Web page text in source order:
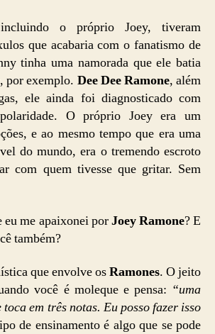
o próprio Joey, tiveram
que acabaria com o fanatismo de
tinha uma namorada que ele batia
por exemplo. Dee Dee Ramone, além
ele ainda foi diagnosticado com
O próprio Joey era um
e ao mesmo tempo que era uma
do mundo, era o tremendo escroto
com quem tivesse que gritar. Sem
eu me apaixonei porJoey Ramone? E
também?
que envolve osRamones. O jeito
você é moleque e pensa: “uma
em três notas. Eu posso fazer isso
de ensinamento é algo que se pode